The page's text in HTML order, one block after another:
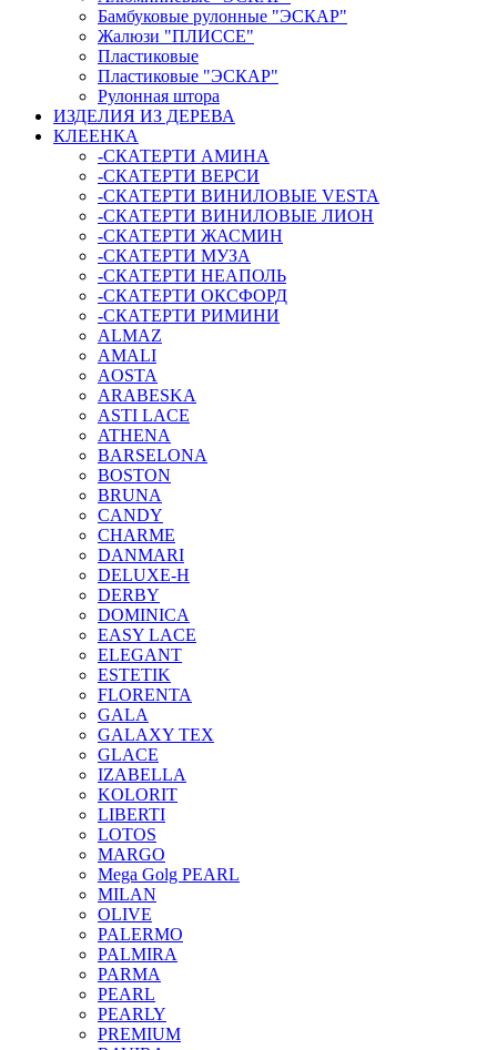
Бамбуковые рулонные "ЭСКАР"
Жалюзи "ПЛИССЕ"
Пластиковые
Пластиковые "ЭСКАР"
Рулонная штора
ИЗДЕЛИЯ ИЗ ДЕРЕВА
КЛЕЕНКА
-СКАТЕРТИ АМИНА
-СКАТЕРТИ ВЕРСИ
-СКАТЕРТИ ВИНИЛОВЫЕ VESTA
-СКАТЕРТИ ВИНИЛОВЫЕ ЛИОН
-СКАТЕРТИ ЖАСМИН
-СКАТЕРТИ МУЗА
-СКАТЕРТИ НЕАПОЛЬ
-СКАТЕРТИ ОКСФОРД
-СКАТЕРТИ РИМИНИ
ALMAZ
AMALI
AOSTA
ARABESKA
ASTI LACE
ATHENA
BARSELONA
BOSTON
BRUNA
CANDY
CHARME
DANMARI
DELUXE-H
DERBY
DOMINICA
EASY LACE
ELEGANT
ESTETIK
FLORENTA
GALA
GALAXY TEX
GLACE
IZABELLA
KOLORIT
LIBERTI
LOTOS
MARGO
Mega Golg PEARL
MILAN
OLIVE
PALERMO
PALMIRA
PARMA
PEARL
PEARLY
PREMIUM